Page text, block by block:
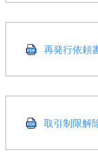
再発行依頼
取引制限解